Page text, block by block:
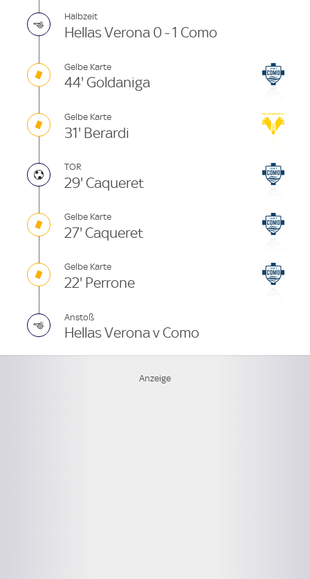
Halbzeit
Hellas Verona 0 - 1 Como
Gelbe Karte
44' Goldaniga
Gelbe Karte
31' Berardi
TOR
29' Caqueret
Gelbe Karte
27' Caqueret
Gelbe Karte
22' Perrone
Anstoß
Hellas Verona v Como